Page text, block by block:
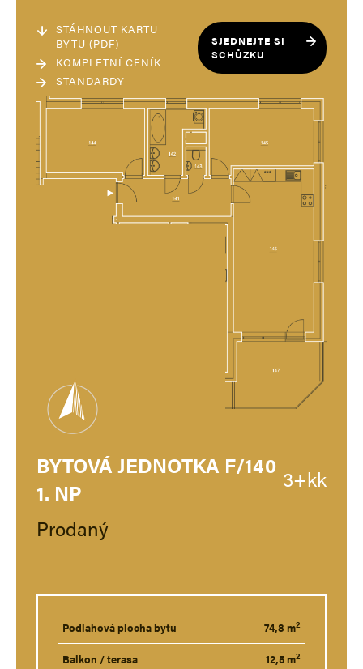
STÁHNOUT KARTU
BYTU (PDF)
KOMPLETNÍ CENÍK
STANDARDY
SJEDNEJTE SI
SCHŮZKU
BYTOVÁ JEDNOTKA F/140
1. NP
3+kk
Prodaný
Podlahová plocha bytu 74,8 m2
Balkon / terasa 12,5 m2